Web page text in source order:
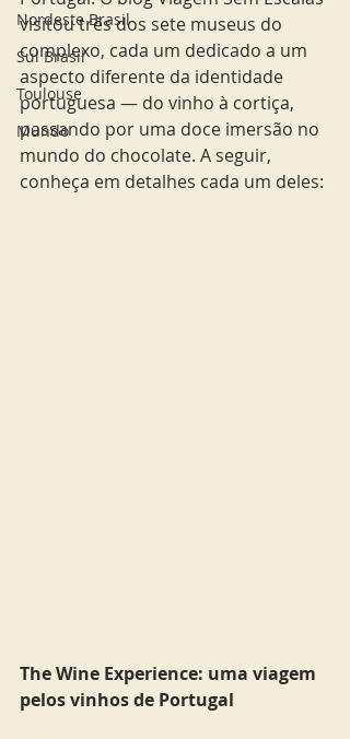
Nordeste Brasil
Sul Brasil
Toulouse
Mundo
visitou três dos sete museus do
complexo, cada um dedicado a um
aspecto diferente da identidade
portuguesa — do vinho à cortiça,
passando por uma doce imersão no
mundo do chocolate. A seguir,
conheça em detalhes cada um deles:
The Wine Experience: uma viagem
pelos vinhos de Portugal